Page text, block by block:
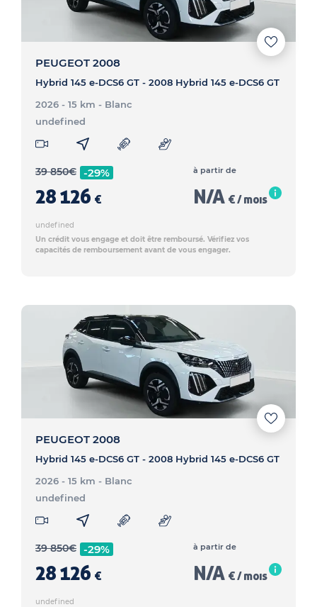
PEUGEOT 2008
Hybrid 145 e-DCS6 GT - 2008 Hybrid 145 e-DCS6 GT
2026 - 15 km - Blanc
undefined
39 850€ -29%
28 126 €
à partir de
N/A € / mois
undefined
Un crédit vous engage et doit être remboursé. Vérifiez vos
capacités de remboursement avant de vous engager.
PEUGEOT 2008
Hybrid 145 e-DCS6 GT - 2008 Hybrid 145 e-DCS6 GT
2026 - 15 km - Blanc
undefined
39 850€ -29%
28 126 €
à partir de
N/A € / mois
undefined